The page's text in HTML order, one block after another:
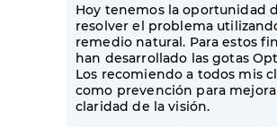
Hoy tenemos la oportunidad
resolver el problema
remedio natural. Para estos
han desarrollado las gotas
Los recomiendo a todos mis
como prevención para
claridad de la visión.